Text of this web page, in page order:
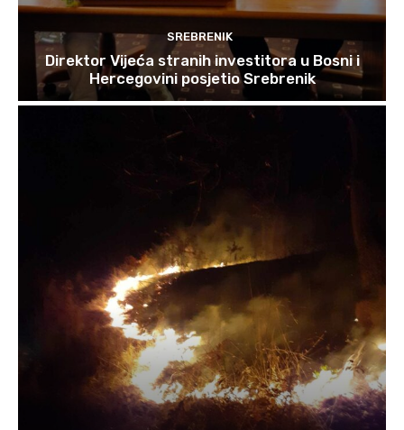
SREBRENIK
Direktor Vijeća stranih investitora u Bosni i
Hercegovini posjetio Srebrenik